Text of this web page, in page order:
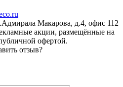
Макарова, д.4, офис 112
акции, размещённые на
офертой.
отзыв?